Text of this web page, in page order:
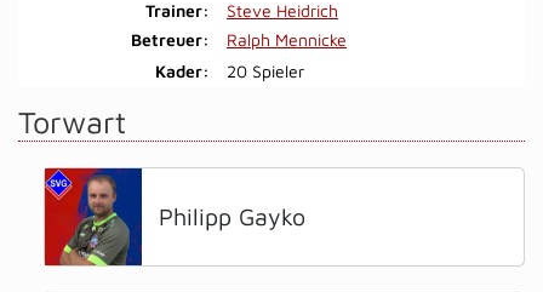
Trainer:
Steve Heidrich
Betreuer:
Ralph Mennicke
Kader:
20 Spieler
Torwart
Philipp Gayko